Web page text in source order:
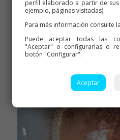
perfil elaborado a partir de
ejemplo, páginas visitadas).
Para más información consulte la
Puede aceptar todas las
"Aceptar" o configurarlas o
botón "Configurar".
Aceptar